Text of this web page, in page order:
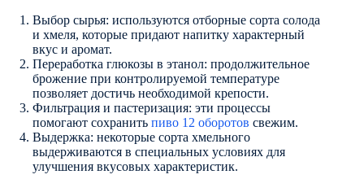
Выбор сырья: используются отборные сорта солода
и хмеля, которые придают напитку характерный
вкус и аромат.
Переработка глюкозы в этанол: продолжительное
брожение при контролируемой температуре
позволяет достичь необходимой крепости.
Фильтрация и пастеризация: эти процессы
помогают сохранить пиво 12 оборотов свежим.
Выдержка: некоторые сорта хмельного
выдерживаются в специальных условиях для
улучшения вкусовых характеристик.